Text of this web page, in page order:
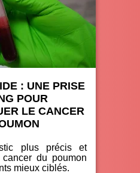
: UNE PRISE
POUR
LE CANCER
plus précis et
du poumon
mieux ciblés.